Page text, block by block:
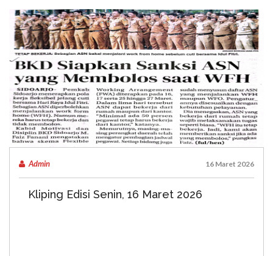
Admin 16 Maret 2026
Kliping Edisi Senin, 16 Maret 2026